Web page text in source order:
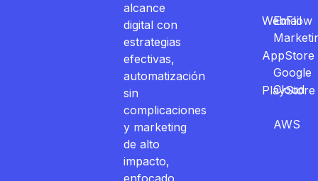
alcance
digital con
estrategias
efectivas,
automatización
sin
complicaciones
y marketing
de alto
impacto,
WebFlow
AppStore
PlayStore
Email
Google
Cloud
AWS